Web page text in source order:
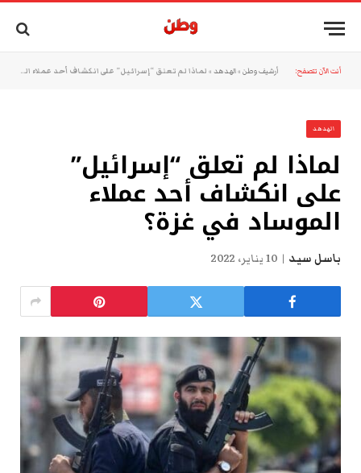
أنت الآن تتصفح: أرشيف وطن »الهدهد » لماذا لم تعلق “إسرائيل” على انكشاف أحد عملاء الموساد في غزة؟
الهدهد
لماذا لم تعلق “إسرائيل”
على انكشاف أحد عملاء
الموساد في غزة؟
باسل سيد 10 يناير، 2022